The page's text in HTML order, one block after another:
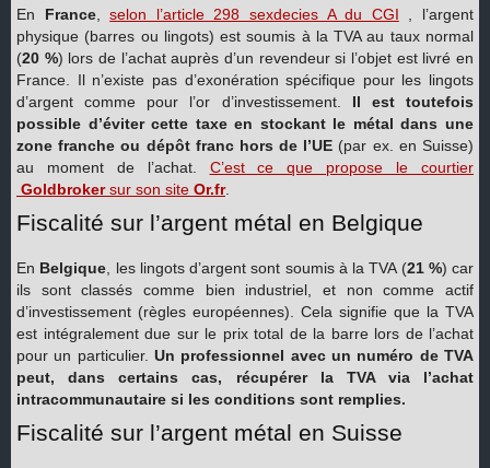
En France,selon l’article 298 sexdecies A du CGI , l’argent
physique (barres ou lingots) est soumis à la TVA au taux normal
(20 %) lors de l’achat auprès d’un revendeur si l’objet est livré en
France. Il n’existe pas d’exonération spécifique pour les lingots
d’argent comme pour l’or d’investissement. Il est toutefois
possible d’éviter cette taxe en stockant le métal dans une
zone franche ou dépôt franc hors de l’UE (par ex. en Suisse)
au moment de l’achat. C’est ce que propose le courtier
Goldbrokersur son site Or.fr.
Fiscalité sur l’argent métal en Belgique
En Belgique , les lingots d’argent sont soumis à la TVA (21 %) car
ils sont classés comme bien industriel, et non comme actif
d’investissement (règles européennes). Cela signifie que la TVA
est intégralement due sur le prix total de la barre lors de l’achat
pour un particulier. Un professionnel avec un numéro de TVA
peut, dans certains cas, récupérer la TVA via l’achat
intracommunautaire si les conditions sont remplies.
Fiscalité sur l’argent métal en Suisse